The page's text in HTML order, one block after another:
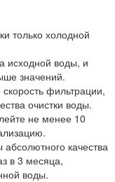
только холодной
исходной воды, и
значений.
фильтрации,
очистки воды.
не менее 10
качества
в 3 месяца,
воды.